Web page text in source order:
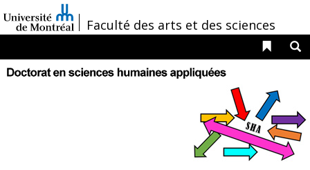
au
contenu
/Faculté des arts et des sciences
Liens
Navigation
principale